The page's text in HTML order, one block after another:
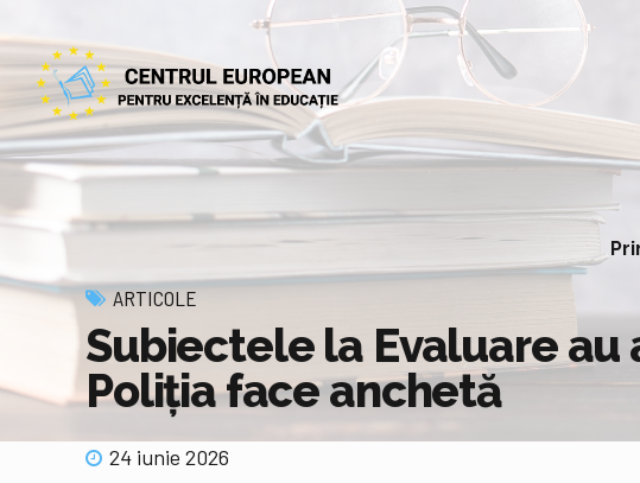
ARTICOLE
Subiectele la Evaluare
Poliția face anchetă
24 iunie 2026